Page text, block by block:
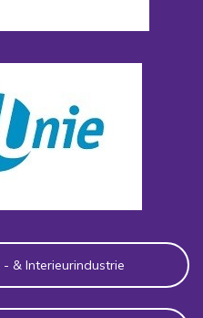
& Interieurindustrie